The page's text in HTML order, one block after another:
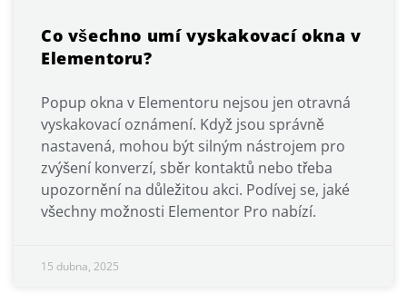
Co všechno umí vyskakovací okna v
Elementoru?
Popup okna v Elementoru nejsou jen otravná
vyskakovací oznámení. Když jsou správně
nastavená, mohou být silným nástrojem pro
zvýšení konverzí, sběr kontaktů nebo třeba
upozornění na důležitou akci. Podívej se, jaké
všechny možnosti Elementor Pro nabízí.
15 dubna, 2025